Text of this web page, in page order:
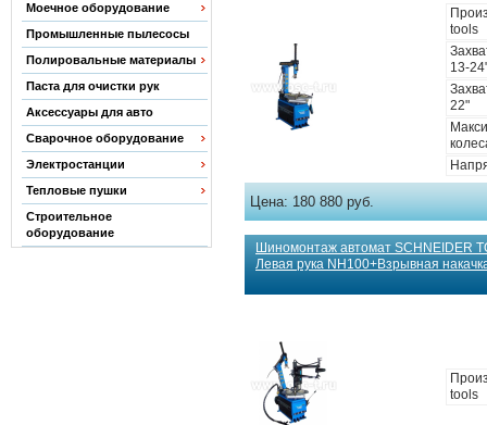
Моечное оборудование
Промышленные пылесосы
Полировальные материалы
Паста для очистки рук
Аксессуары для авто
Сварочное оборудование
Электростанции
Тепловые пушки
Строительное
оборудование
tools
13-
22"
Цена:180 880 руб.
Шиномонтаж автомат SCHNEIDER
Левая рука NH100+Взрывная
tools